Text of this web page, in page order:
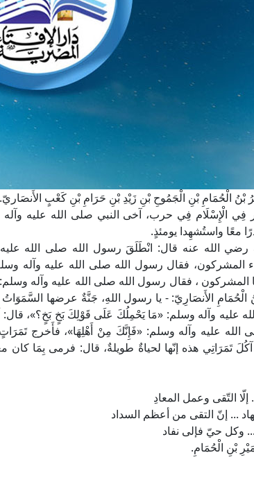
بْنُ الْحُمَامِ بْنِ الْجَمُوحِ بْنِ زَيْدِ بْنِ حَرَامِ بْنِ كَعْبٍ الأَنصَاريّ.
الْإِسْلَام فِي حرب، آخى النبي صلى الله عليه وآله
معًا واستُشهِدا يومئذٍ.
الله عنه قال: انْطَلَقَ رسول الله صلى الله
المشركون، فقال رسول الله صلى الله عليه وآله
المشركون ، فقال رسول الله صلى الله عليه وآله
الأَنصَارِيّ: - يا رسول اللهِ، جَنَّةٌ عرضها
عليه وآله وسلم: «مَا يَحْمِلُكَ عَلَى قَوْلِكَ بَخٍ بَخٍ؟»، قال: لَا
الله عليه وآله وسلم: «فَإِنَّكَ مِنْ أَهْلِهَا»، فأَخرج
تَمَرَاتِي هذه إنّها لحياةٌ طويلةٌ، قال: فرمى بِمَا كان
التّقى وعمل المعادِ
... إنّ التقى من أعظم السداد
وكل حيّ فإلى نفاد
بْنِ الْحُمَامِ.